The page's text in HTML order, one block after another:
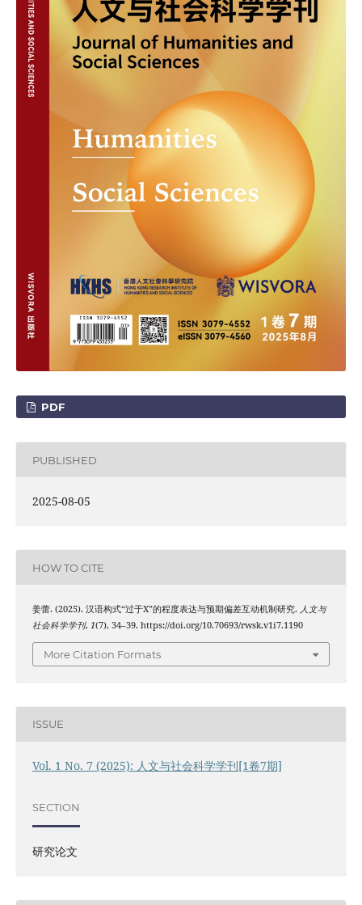
PDF
PUBLISHED
2025-08-05
HOW TO CITE
姜蕾. (2025). 汉语构式“过于X”的程度表达与预期偏差互动机制研究. 人文与
社会科学学刊, 1(7), 34–39. https://doi.org/10.70693/rwsk.v1i7.1190
More Citation Formats
ISSUE
Vol. 1 No. 7 (2025): 人文与社会科学学刊[1卷7期]
SECTION
研究论文